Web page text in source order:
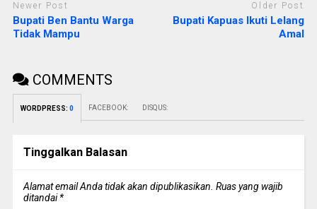
Newer Post
Bupati Ben Bantu Warga
Tidak Mampu
Older Post
Bupati Kapuas Ikuti Lelang
Amal
COMMENTS
WORDPRESS: 0 FACEBOOK: DISQUS:
Tinggalkan Balasan
Alamat email Anda tidak akan dipublikasikan. Ruas yang wajib
ditandai*